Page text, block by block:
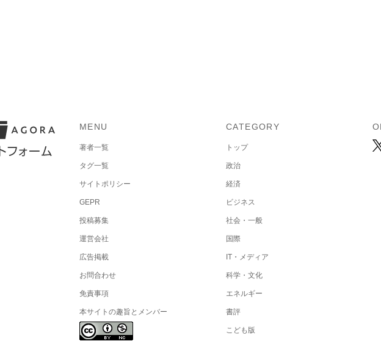
MENU
著者一覧
タグ一覧
サイトポリシー
GEPR
投稿募集
運営会社
広告掲載
お問合わせ
免責事項
本サイトの趣旨とメンバー
CATEGORY
トップ
政治
経済
ビジネス
社会・一般
国際
IT・メディア
科学・文化
エネルギー
書評
こども版